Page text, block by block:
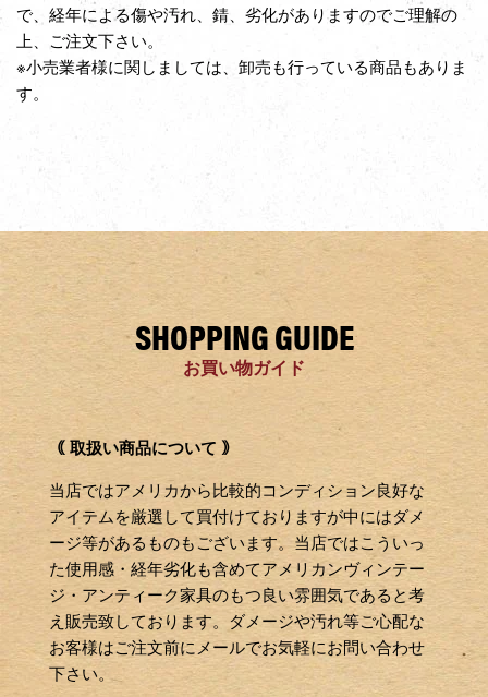
で、経年による傷や汚れ、錆、劣化がありますのでご理解の
上、ご注文下さい。
※小売業者様に関しましては、卸売も行っている商品もありま
す。
SHOPPING GUIDE
お買い物ガイド
｟ 取扱い商品について ｠
当店ではアメリカから比較的コンディション良好な
アイテムを厳選して買付けておりますが中にはダメ
ージ等があるものもございます。当店ではこういっ
た使用感・経年劣化も含めてアメリカンヴィンテー
ジ・アンティーク家具のもつ良い雰囲気であると考
え販売致しております。ダメージや汚れ等ご心配な
お客様はご注文前にメールでお気軽にお問い合わせ
下さい。